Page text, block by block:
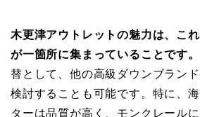
木更津アウトレットの魅力は、こ
が一箇所に集まっていることです。
替として、他の高級ダウンブラン
検討することも可能です。特に、
ターは品質が高く、モンクレール